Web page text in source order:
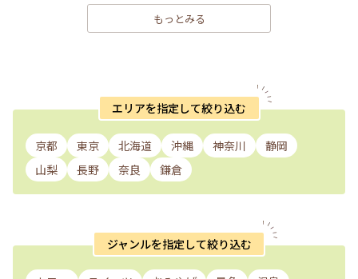
もっとみる
エリアを指定して絞り込む
京都 東京 北海道 沖縄 神奈川
静岡
山梨
長野 奈良 鎌倉
ジャンルを指定して絞り込む